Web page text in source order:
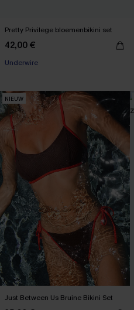
Pretty Privilege bloemenbikini set
42,00 €
Underwire
NIEUW
Just Between Us Bruine Bikini Set